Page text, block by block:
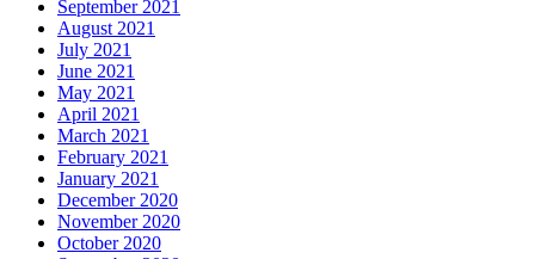
September 2021
August 2021
July 2021
June 2021
May 2021
April 2021
March 2021
February 2021
January 2021
December 2020
November 2020
October 2020